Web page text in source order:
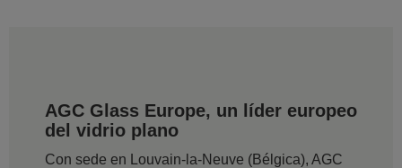
AGC Glass Europe, un líder europeo
del vidrio plano
Con sede en Louvain-la-Neuve (Bélgica), AGC